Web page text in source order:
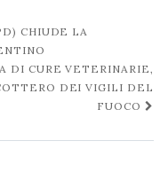
CHIUDE LA
DI CURE VETERINARIE,
DEI VIGILI DEL
FUOCO